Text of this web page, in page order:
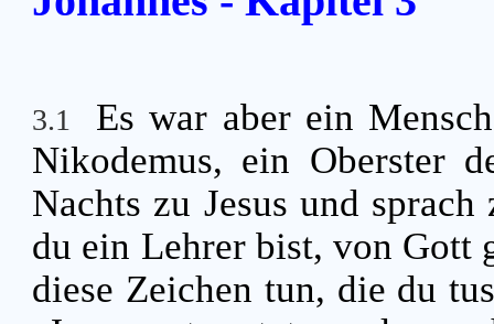
3.1
Es war aber ein
Nikodemus, ein Oberster
Nachts zu Jesus und
du ein Lehrer bist, von Gott
diese Zeichen tun, die du